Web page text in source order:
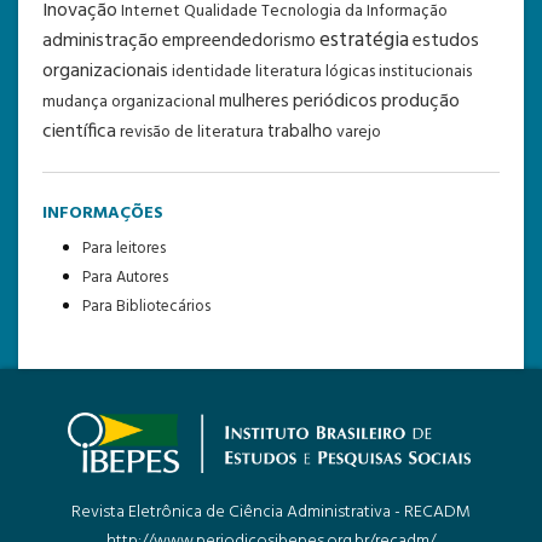
InovaçãoInternetQualidadeTecnologia da Informação
administraçãoempreendedorismoestratégiaestudos
organizacionaisidentidadeliteraturalógicas institucionais
mudança organizacionalmulheresperiódicosprodução
científicarevisão de literatura trabalhovarejo
INFORMAÇÕES
Para leitores
Para Autores
Para Bibliotecários
Revista Eletrônica de Ciência Administrativa - RECADM